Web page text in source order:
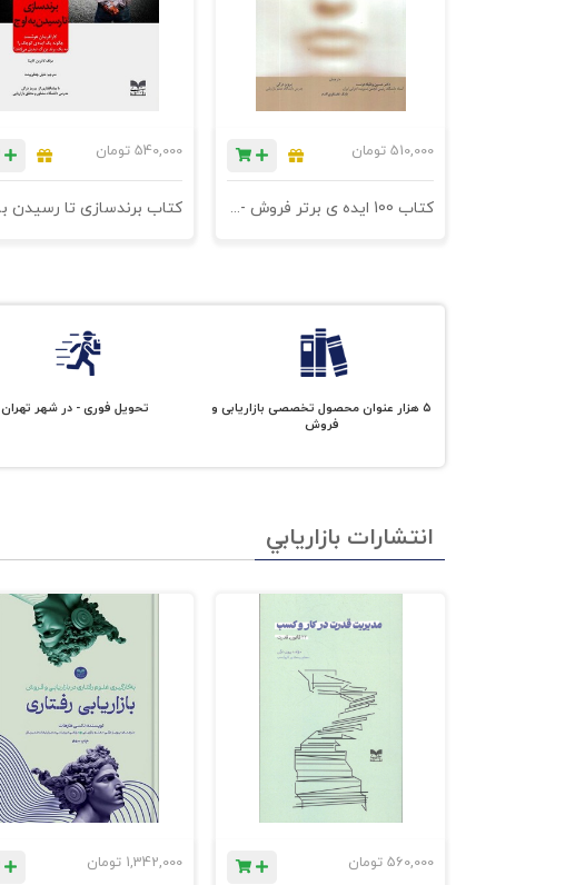
510,000 تومان
کتاب 100 ایده ی برتر فروش - فروش مبتنی بر نورومارکتینگ - چاپ دوازدهم
540,000 تومان
۵ هزار عنوان محصول تخصصی بازاریابی و
فروش
تحویل فوری - در شهر تهران
انتشارات بازاريابي
560,000 تومان 1,342,000 تومان